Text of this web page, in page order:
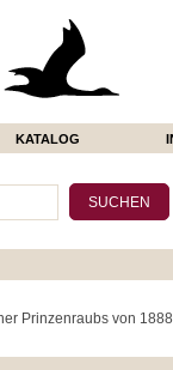
KATALOG
Prinzenraubs von